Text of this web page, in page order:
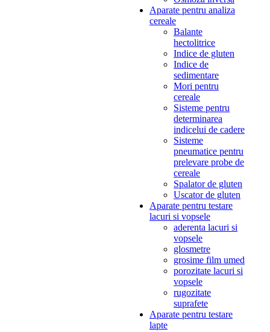
Aparate pentru analiza
cereale
Balante
hectolitrice
Indice de gluten
Indice de
sedimentare
Mori pentru
cereale
Sisteme pentru
determinarea
indicelui de cadere
Sisteme
pneumatice pentru
prelevare probe de
cereale
Spalator de gluten
Uscator de gluten
Aparate pentru testare
lacuri si vopsele
aderenta lacuri si
vopsele
glosmetre
grosime film umed
porozitate lacuri si
vopsele
rugozitate
suprafete
Aparate pentru testare
lapte